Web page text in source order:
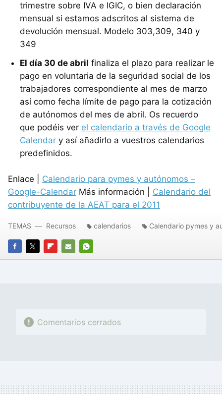
trimestre sobre IVA e IGIC, o bien declaración
mensual si estamos adscritos al sistema de
devolución mensual. Modelo 303,309, 340 y
349
El día 30 de abril finaliza el plazo para realizar le
pago en voluntaria de la seguridad social de los
trabajadores correspondiente al mes de marzo
así como fecha límite de pago para la cotización
de autónomos del mes de abril. Os recuerdo
que podéis ver el calendario a través de Google
Calendar y así añadirlo a vuestros calendarios
predefinidos.
Enlace | Calendario para pymes y autónomos –
Google-Calendar Más información | Calendario del
contribuyente de la AEAT para el 2011
FACEBOOK
TWITTERFLIPBOARD
E-
WHATSAPP
TEMAS Recursos calendarios Calendario pymes y
Comentarios cerrados